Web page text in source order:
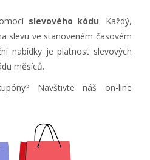
slevového kódu. Každý,
slevu ve stanoveném časovém
nabídky je platnost slevových
měsíců.
Navštivte náš on-line